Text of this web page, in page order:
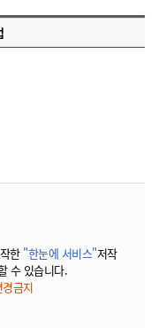
한 "한눈에 서비스"저작
수 있습니다.
금지